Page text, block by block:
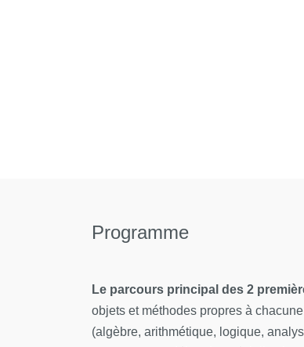
Programme
Le parcours principal des 2
objets et méthodes propres à
(algèbre, arithmétique, logique,